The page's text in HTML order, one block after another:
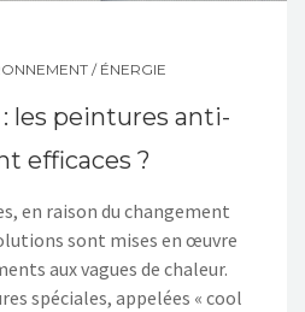
/ ÉNERGIE
: les peintures anti-
efficaces ?
en raison du changement
sont mises en œuvre
aux vagues de chaleur.
spéciales, appelées « cool